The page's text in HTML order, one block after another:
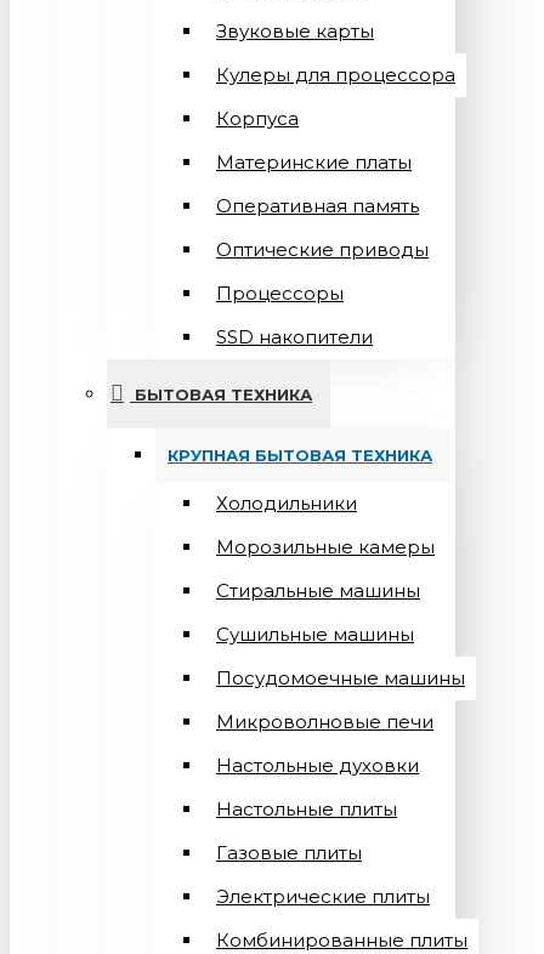
Звуковые карты
Кулеры для процессора
Корпуса
Материнские платы
Оперативная память
Оптические приводы
Процессоры
SSD накопители
БЫТОВАЯ ТЕХНИКА
КРУПНАЯ БЫТОВАЯ ТЕХНИКА
Холодильники
Морозильные камеры
Стиральные машины
Сушильные машины
Посудомоечные машины
Микроволновые печи
Настольные духовки
Настольные плиты
Газовые плиты
Электрические плиты
Комбинированные плиты